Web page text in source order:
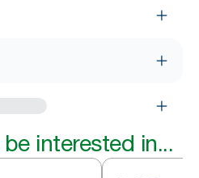
interested in...